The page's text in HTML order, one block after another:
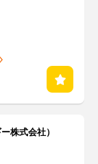
株式会社）